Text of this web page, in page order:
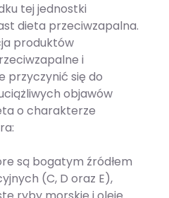
tej jednostki
dieta przeciwzapalna.
produktów
i
przyczynić się do
objawów
o charakterze
są bogatym źródłem
(C, D oraz E),